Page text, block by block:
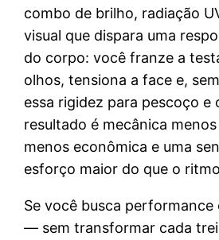
combo de brilho, radiação
visual que dispara uma
do corpo: você franze a
olhos, tensiona a face e,
essa rigidez para pescoço e
resultado é mecânica
menos econômica e uma
esforço maior do que o
Se você busca
— sem transformar cada